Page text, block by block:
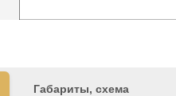
Габариты, схема